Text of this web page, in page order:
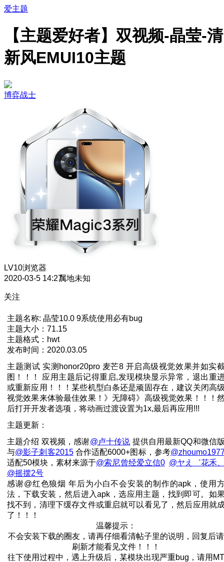
爱主题
【主题爱好者】双视频-晶莹-清
新风EMUI10主题
博弈战士
LV10浏览器
2020-03-5 14:27属地未知
关注
主题名称: 晶莹10.0 9系统使用必有bug
主题大小：71.15
主题格式：hwt
发布时间：2020.03.05
主题测试 实测honor20pro 麦芒8 开启高级视觉效果并如实
图！！！ 应用主题后记得重启,发现模块显示异常，退出重
或重新应用！！！某些机型白条还是顽固存在，建议关闭高
视觉效果来体验最佳效果！》无障碍》高级视觉效果！！！
后打开开发者选项，将动画过渡设置为1x,最后再应用!!!
主题更新：
主题介绍 双视频，感谢@卢十传说 提供自用最新QQ和微信
与@影子刺客2015合作适配6000+图标，参考
适配50模块，素材来源于@索尼曾经爱立信0 @ヤえ゛花禾
@摇摆2号
感谢@红色狼烟 年后为小白不会安装的制作的apk，使用
法，下载安装，然后进入apk，选应用主题，找到即可。如
找不到，清理下缓存文件或重启就可以看见了，然后应用就
了！！！
温馨提示：
不会安装下载的圈友，请再仔细看清帖子里的说明，回复后请
刷新才能看见文件！！！
往下使用过程中，遇上升级后，某模块出现严重bug，请用MT